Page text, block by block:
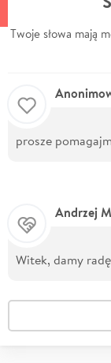
Twoje słowa mają
prosze
Andrzej
Witek, damy